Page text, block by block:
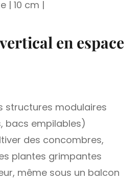
| 10 cm |
en espace
structures modulaires
bacs empilables)
des concombres,
plantes grimpantes
même sous un balcon